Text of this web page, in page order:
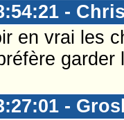
-
en vrai les
garder
-